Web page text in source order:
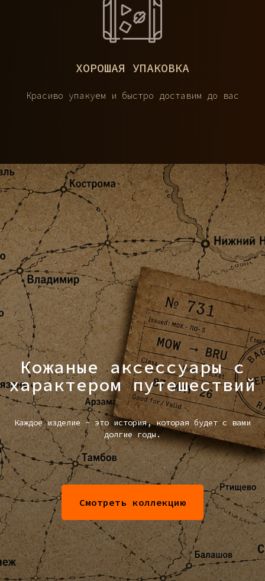
ХОРОШАЯ УПАКОВКА
Красиво упакуем и быстро доставим до вас
Кожаные аксессуары с
характером путешествий
Каждое изделие - это история, которая будет с вами
долгие годы.
Смотреть коллекцию